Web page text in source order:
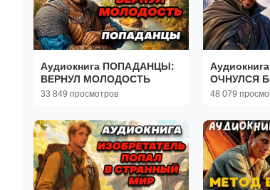
Аудиокнига ПОПАДАНЦЫ:
ВЕРНУЛ МОЛОДОСТЬ
33 849 просмотров
ОЧНУЛСЯ
НОВОМ
48 079